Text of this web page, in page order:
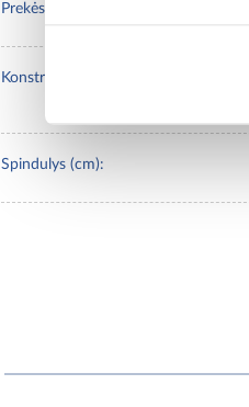
Prekės ženklas :
Konstrukcijos medžiaga:
Spindulys (cm):